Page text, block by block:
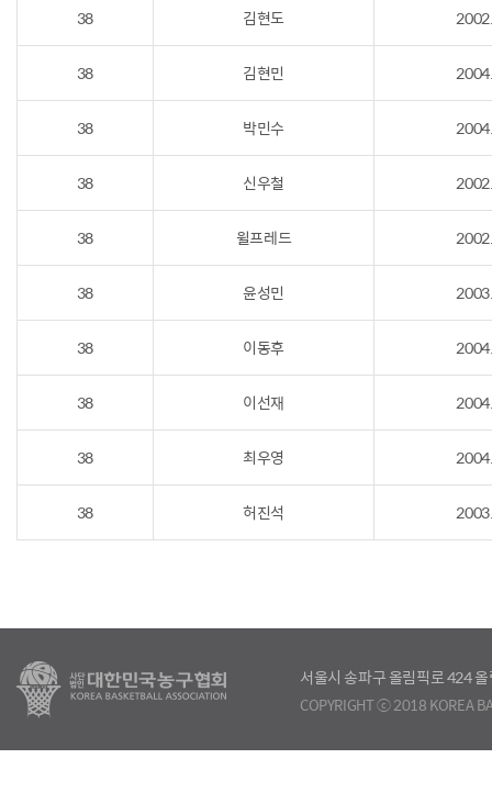
38 김현도
38 김현민
38 박민수
38 신우철
38 윌프레드
38 윤성민
38 이동후
38 이선재
38 최우영
38 허진석
서울시 송파구 올림픽로 424
COPYRIGHT ⓒ 2018 KOREA